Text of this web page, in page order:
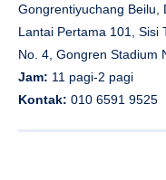
Gongrentiyuchang Beilu,
Lantai Pertama 101, Sisi
No. 4, Gongren Stadium
Jam: 11 pagi-2 pagi
Kontak: 010 6591 9525